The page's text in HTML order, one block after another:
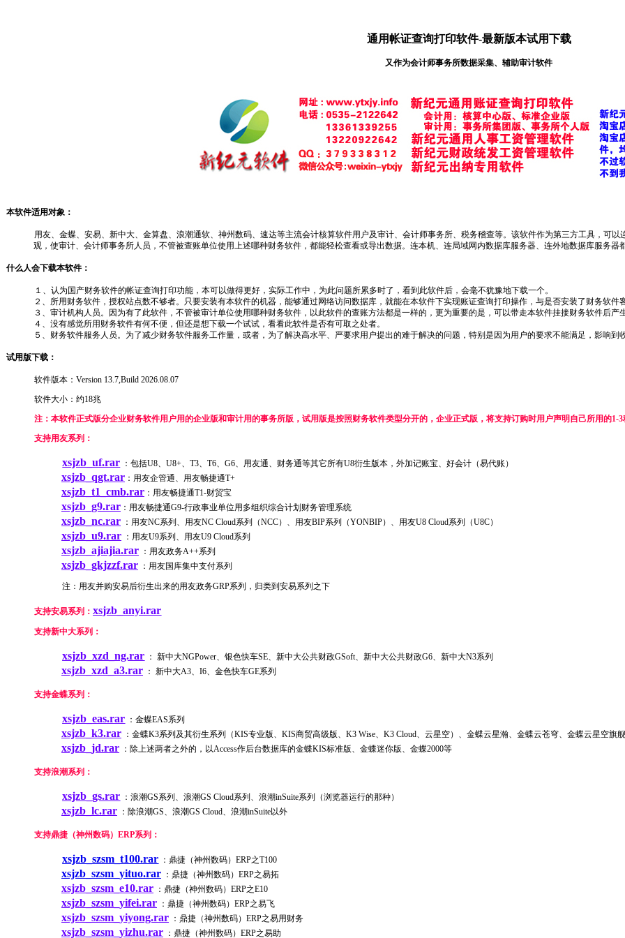
通用帐证查询打印软件-最新版本试用下载
又作为会计师事务所数据采集、辅助审计软件
本软件适用对象：
用友、金蝶、安易、新中大、金算盘、浪潮通软、神州数码、速达等主流会计核算软件用户及审计、会计师事务所、税务稽查等。该软件作为第三方工具，可
观，使审计、会计师事务所人员，不管被查账单位使用上述哪种财务软件，都能轻松查看或导出数据。连本机、连局域网内数据库服务器、连外地数据库服务器
什么人会下载本软件：
１、认为国产财务软件的帐证查询打印功能，本可以做得更好，实际工作中，为此问题所累多时了，看到此软件后，会毫不犹豫地下载一个。
２、所用财务软件，授权站点数不够者。只要安装有本软件的机器，能够通过网络访问数据库，就能在本软件下实现账证查询打印操作，与是否安装了财务软件
３、审计机构人员。因为有了此软件，不管被审计单位使用哪种财务软件，以此软件的查账方法都是一样的，更为重要的是，可以带走本软件挂接财务软件后
４、没有感觉所用财务软件有何不便，但还是想下载一个试试，看看此软件是否有可取之处者。
５、财务软件服务人员。为了减少财务软件服务工作量，或者，为了解决高水平、严要求用户提出的难于解决的问题，特别是因为用户的要求不能满足，影响
试用版下载：
软件版本：Version 13.7,Build 2026.08.07
软件大小：约18兆
注：本软件正式版分企业财务软件用户用的企业版和审计用的事务所版，试用版是按照财务软件类型分开的，企业正式版，将支持订购时用户声明自己所用的
支持用友系列：
xsjzb_uf.rar ：包括U8、U8+、T3、T6、G6、用友通、财务通等其它所有U8衍生版本，外加记账宝、好会计（易代账）
xsjzb_qgt.rar ：用友企管通、用友畅捷通T+
xsjzb_t1_cmb.rar ：用友畅捷通T1-财贸宝
xsjzb_g9.rar ：用友畅捷通G9-行政事业单位用多组织综合计划财务管理系统
xsjzb_nc.rar ：用友NC系列、用友NC Cloud系列（NCC）、用友BIP系列（YONBIP）、用友U8 Cloud系列（U8C）
xsjzb_u9.rar ：用友U9系列、用友U9 Cloud系列
xsjzb_ajiajia.rar ： 用友政务A++系列
xsjzb_gkjzzf.rar ：用友国库集中支付系列
注：用友并购安易后衍生出来的用友政务GRP系列，归类到安易系列之下
支持安易系列：xsjzb_anyi.rar
支持新中大系列：
xsjzb_xzd_ng.rar ： 新中大NGPower、银色快车SE、新中大公共财政GSoft、新中大公共财政G6、新中大N3系列
xsjzb_xzd_a3.rar ： 新中大A3、I6、金色快车GE系列
支持金蝶系列：
xsjzb_eas.rar ：金蝶EAS系列
xsjzb_k3.rar ：金蝶K3系列及其衍生系列（KIS专业版、KIS商贸高级版、K3 Wise、K3 Cloud、云星空）、金蝶云星瀚、金蝶云苍穹、金蝶云星空旗
xsjzb_jd.rar ：除上述两者之外的，以Access作后台数据库的金蝶KIS标准版、金蝶迷你版、金蝶2000等
支持浪潮系列：
xsjzb_gs.rar ：浪潮GS系列、浪潮GS Cloud系列、浪潮inSuite系列（浏览器运行的那种）
xsjzb_lc.rar ：除浪潮GS、浪潮GS Cloud、浪潮inSuite以外
支持鼎捷（神州数码）ERP系列：
xsjzb_szsm_t100.rar ：鼎捷（神州数码）ERP之T100
xsjzb_szsm_yituo.rar ：鼎捷（神州数码）ERP之易拓
xsjzb_szsm_e10.rar ：鼎捷（神州数码）ERP之E10
xsjzb_szsm_yifei.rar ：鼎捷（神州数码）ERP之易飞
xsjzb_szsm_yiyong.rar ：鼎捷（神州数码）ERP之易用财务
xsjzb_szsm_yizhu.rar ：鼎捷（神州数码）ERP之易助